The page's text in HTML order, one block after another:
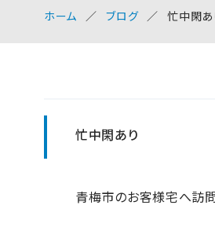
ホーム ブログ 忙中閑あ
忙中閑あり
青梅市のお客様宅へ訪